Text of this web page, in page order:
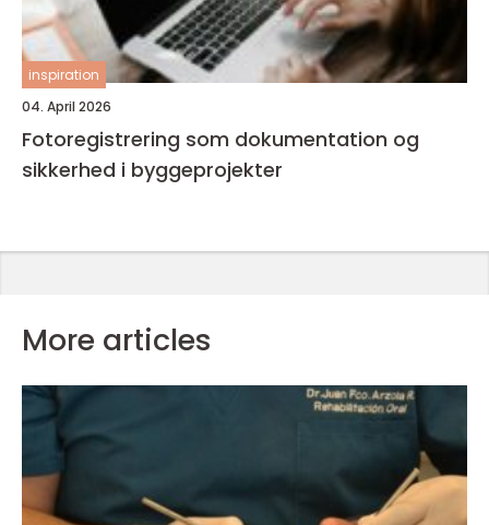
inspiration
04. April 2026
Fotoregistrering som dokumentation og
sikkerhed i byggeprojekter
More articles